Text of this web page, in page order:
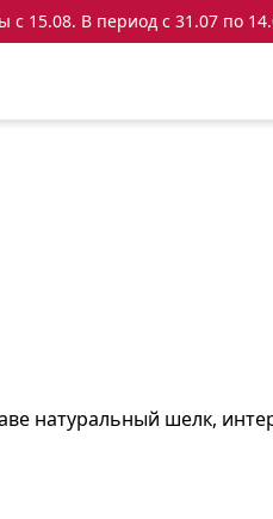
15.08. В период с 31.07 по
натуральный шелк,